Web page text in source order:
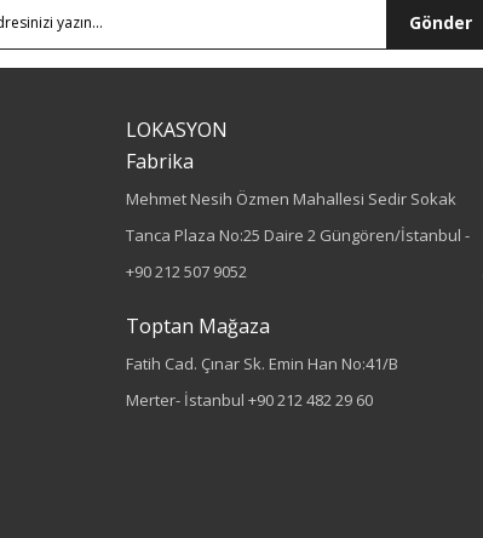
Gönder
LOKASYON
Fabrika
Mehmet Nesih Özmen Mahallesi Sedir Sokak
Tanca Plaza No:25 Daire 2 Güngören/İstanbul -
+90 212 507 9052
Toptan Mağaza
Fatih Cad. Çınar Sk. Emin Han No:41/B
Merter- İstanbul +90 212 482 29 60